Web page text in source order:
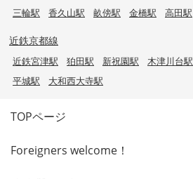
三輪駅
香久山駅 畝傍駅 金橋駅 高田駅
近鉄京都線
近鉄宮津駅 狛田駅 新祝園駅 木津川台駅
平城駅
大和西大寺駅
TOPページ
Foreigners welcome！